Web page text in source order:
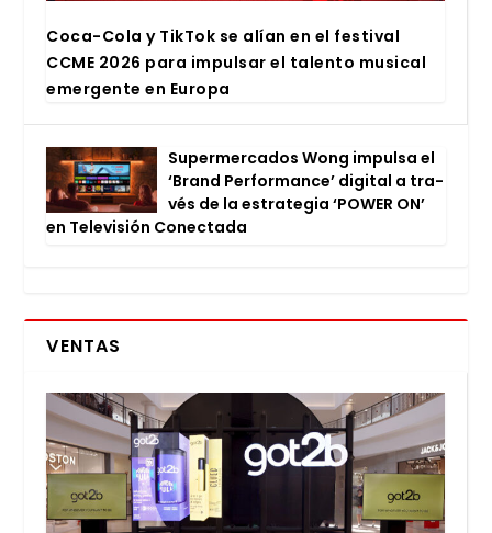
Coca-Cola y Tik­Tok se alían en el fes­ti­val
CCME 2026 para impul­sar el talen­to musi­cal
emer­gen­te en Euro­pa
Super­mer­ca­dos Wong impul­sa el
‘Brand Per­for­man­ce’ digi­tal a tra­
vés de la estra­te­gia ‘POWER ON’
en Tele­vi­sión Conec­ta­da
VENTAS